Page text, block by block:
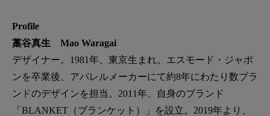
Profile
藁谷真生 Mao Waragai
デザイナー。1981年、東京生まれ。エスモード・ジャポ
ンを卒業後、アパレルメーカーにて約8年にわたり数ブラ
ンドのデザインを担当。2011年、自身のブランド
「BLANKET（ブランケット）」を設立。2019年より、